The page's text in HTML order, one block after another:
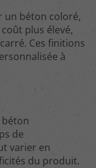
un béton coloré,
plus élevé,
Ces finitions
à
de
varier en
du produit.